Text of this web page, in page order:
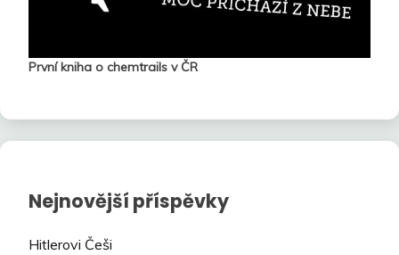
První kniha o chemtrails v ČR
Nejnovější příspěvky
Hitlerovi Češi